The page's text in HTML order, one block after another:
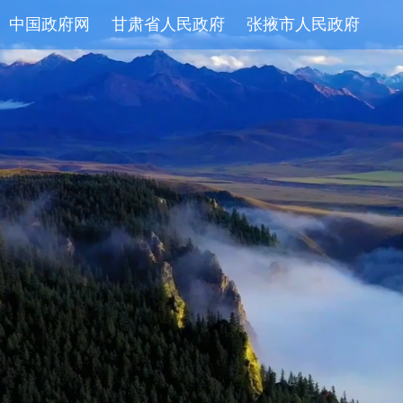
中国政府网 甘肃省人民政府 张掖市人民政府